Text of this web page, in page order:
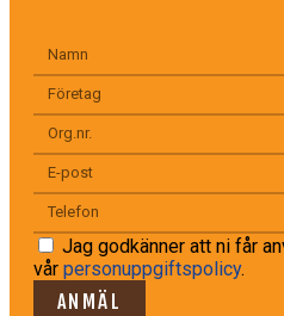
Jag godkänner att ni får
vår personuppgiftspolicy.
ANMÄL